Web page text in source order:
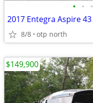
• • •
2017 Entegra Aspire 43
8/8 otp north
$149,900